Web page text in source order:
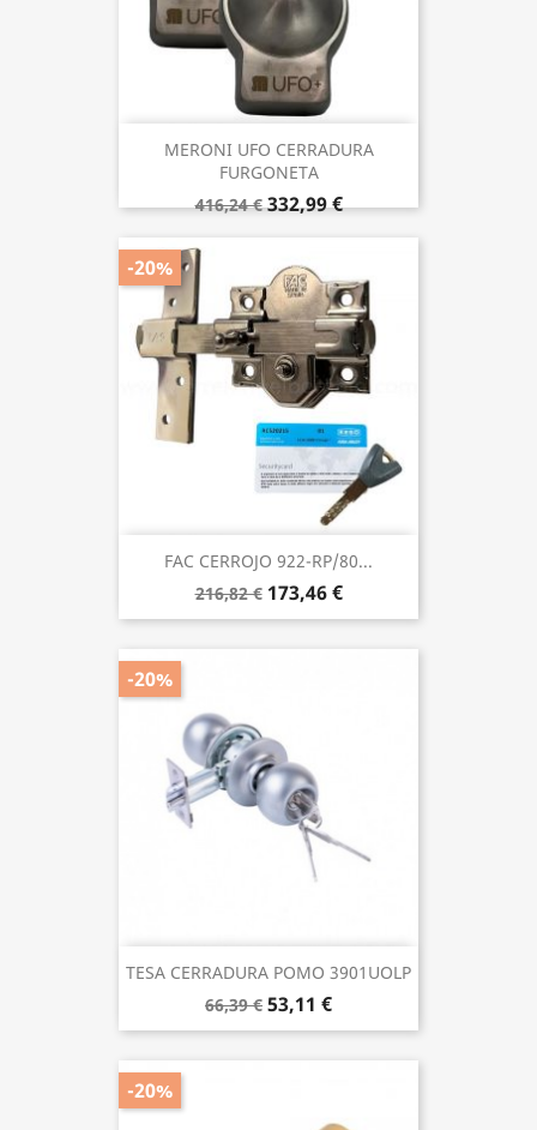
MERONI UFO CERRADURA
FURGONETA
416,24 € 332,99 €
FAC CERROJO 922-RP/80...
216,82 € 173,46 €
-20%
TESA CERRADURA POMO 3901UOLP
66,39 € 53,11 €
-20%
-20%